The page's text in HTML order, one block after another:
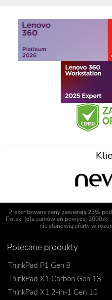
Prezentowane ceny zawierają 23%
Polski (dla zamówień powyżej 2000zł)
nie stanowią oferty w
Polecane produkty
ThinkPad P1 Gen 8
ThinkPad X1 Carbon Gen 13
ThinkPad X1 2-in-1 Gen 10